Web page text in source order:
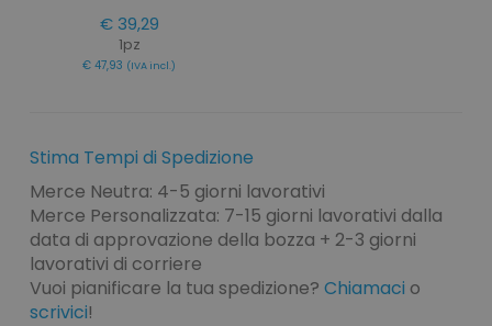
€ 39,29
1pz
€ 47,93 (IVA incl.)
Stima Tempi di Spedizione
Merce Neutra: 4-5 giorni lavorativi
Merce Personalizzata: 7-15 giorni lavorativi dalla
data di approvazione della bozza + 2-3 giorni
lavorativi di corriere
Vuoi pianificare la tua spedizione? Chiamaci o
scrivici!